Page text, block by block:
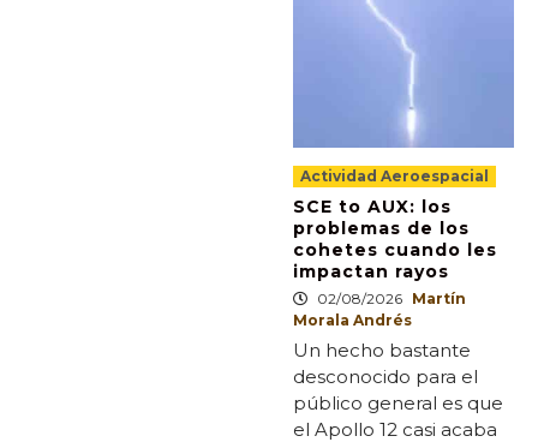
Actividad Aeroespacial
SCE to AUX: los
problemas de los
cohetes cuando les
impactan rayos
02/08/2026 Martín
Morala Andrés
Un hecho bastante
desconocido para el
público general es que
el Apollo 12 casi acaba